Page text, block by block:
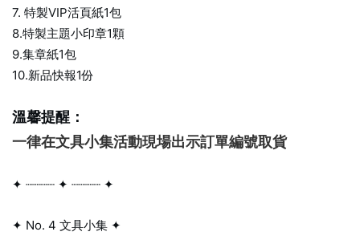
7. 特製VIP活頁紙1包
8.特製主題小印章1顆
9.集章紙1包
10.新品快報1份
溫馨提醒：
一律在文具小集活動現場出示訂單編號取貨
✦ ┈┈┈┈ ✦ ┈┈┈┈ ✦
✦ No. 4 文具小集 ✦